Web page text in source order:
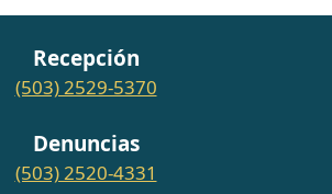
Recepción
(503) 2529-5370
Denuncias
(503) 2520-4331